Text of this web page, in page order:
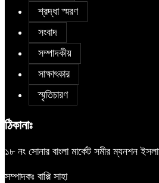
শ্রদ্ধা স্মরণ
সংবাদ
সম্পাদকীয়
সাক্ষাৎকার
স্মৃতিচারণ
ঠিকানাঃ
১৮ নং সোনার বাংলা মার্কেট সমীর ম্যনশন
সম্পাদকঃ বাপ্পি সাহা